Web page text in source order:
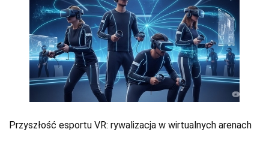
Przyszłość esportu VR: rywalizacja w wirtualnych arenach